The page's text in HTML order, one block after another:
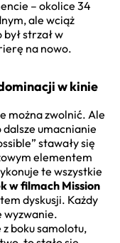
– okolice 34
ale wciąż
strzał w
na nowo.
w kinie
można zwolnić. Ale
umacnianie
stawały się
elementem
te wszystkie
w filmach Mission
dyskusji. Każdy
wyzwanie.
boku samolotu,